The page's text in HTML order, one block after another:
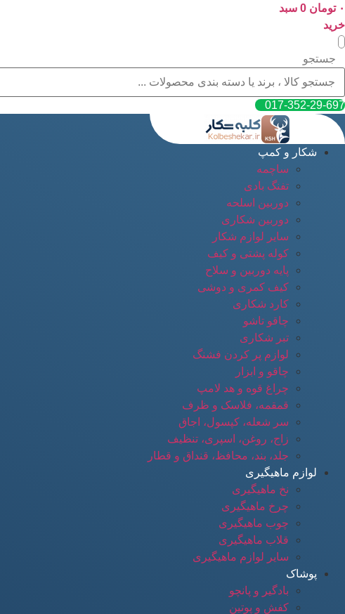
پرش
به
محتوا
۰ تومان 0 سبد
خرید
جستجو
017-352-29-697
شکار و کمپ
ساچمه
تفنگ بادی
دوربین اسلحه
دوربین شکاری
سایر لوازم شکار
کوله پشتی و کیف
پایه دوربین و سلاح
کیف کمری و دوشی
کارد شکاری
چاقو تاشو
تبر شکاری
لوازم پر کردن فشنگ
چاقو و ابزار
چراغ قوه و هد لامپ
قمقمه، فلاسک و ظرف
سر شعله، کپسول، اجاق
زاج، روغن، اسپری، تنظیف
جلد، بند، محافظ، قنداق و قطار
لوازم ماهیگیری
نخ ماهیگیری
چرخ ماهیگیری
چوب ماهیگیری
قلاب ماهیگیری
سایر لوازم ماهیگیری
پوشاک
بادگیر و پانچو
کفش و پوتین